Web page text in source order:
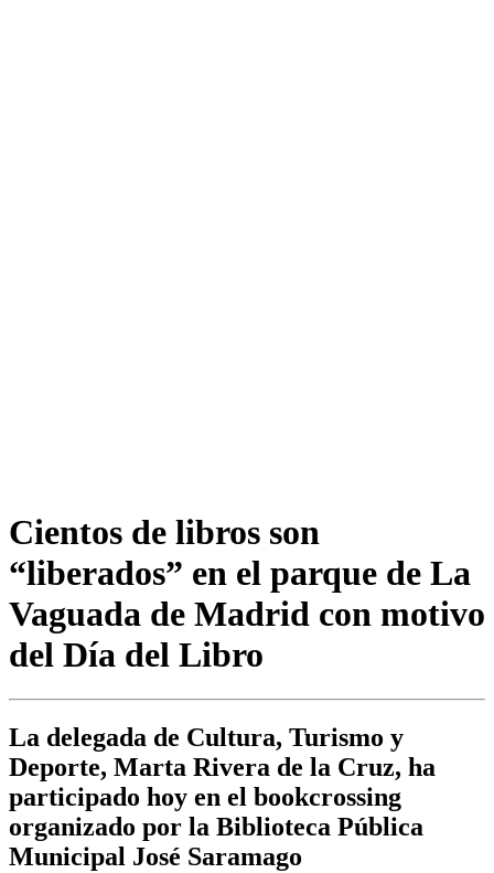
Cientos de libros son
“liberados” en el parque de La
Vaguada de Madrid con motivo
del Día del Libro
La delegada de Cultura, Turismo y
Deporte, Marta Rivera de la Cruz, ha
participado hoy en el bookcrossing
organizado por la Biblioteca Pública
Municipal José Saramago